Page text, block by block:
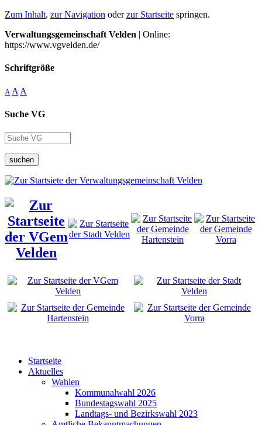
Zum Inhalt, zur Navigation oderzur Startseite springen.
Verwaltungsgemeinschaft Velden | Online:
https://www.vgvelden.de/
Schriftgröße
A A A
Suche VG
suchen
Startseite
Aktuelles
Wahlen
Kommunalwahl 2026
Bundestagswahl 2025
Landtags- und Bezirkswahl 2023